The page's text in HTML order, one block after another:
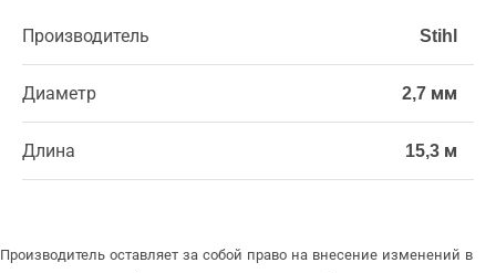
Производитель Stihl
Диаметр 2,7 мм
Длина 15,3 м
Производитель оставляет за собой право на внесение изменений в